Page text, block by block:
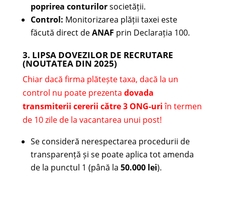
poprirea conturilorsocietății.
Control: Monitorizarea plății taxei este
făcută direct deANAF prin Declarația 100.
3. LIPSA DOVEZILOR DE RECRUTARE
(NOUTATEA DIN 2025)
Chiar dacă firma plătește taxa, dacă la un
control nu poate prezenta dovada
transmiterii cererii către 3 ONG-uriîn termen
de 10 zile de la vacantarea unui post!
Se consideră nerespectarea procedurii de
transparență și se poate aplica tot amenda
de la punctul 1 (până la 50.000 lei).